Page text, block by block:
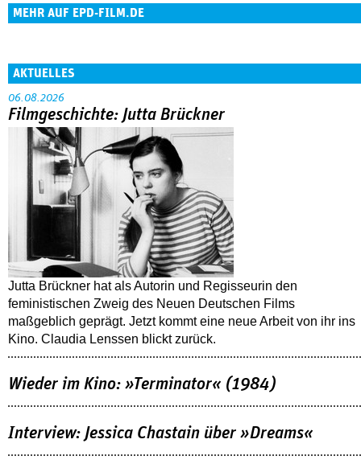
MEHR AUF EPD-FILM.DE
AKTUELLES
06.08.2026
Filmgeschichte: Jutta Brückner
Jutta Brückner hat als Autorin und Regisseurin den
feministischen Zweig des Neuen Deutschen Films
maßgeblich geprägt. Jetzt kommt eine neue Arbeit von ihr ins
Kino. Claudia Lenssen blickt zurück.
Wieder im Kino: »Terminator« (1984)
Interview: Jessica Chastain über »Dreams«